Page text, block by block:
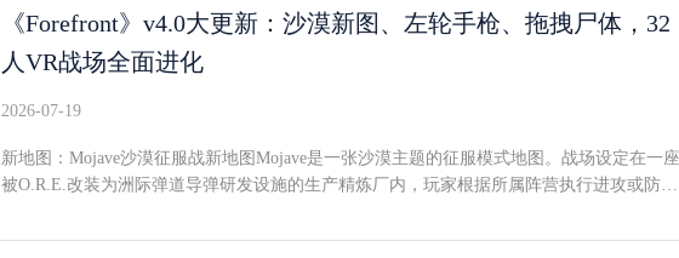
度将缩水到何种程度才能在独立VR头显上流畅运行？二、开放世界将保留多少内容？Incuvo
此前已有将《GreenHell》和《Bulletstorm》移植到VR的先例。评估《StarRupture》的Quest潜
力时，《GreenHell》的移植经验最具参考价值--那张庞大的开放地图在移植到MetaQuest（以
MetaQuest2构建的独立VR版本相较PC版有明显降级，这在预期之内，但两个VR版本并排放
度显著。而《StarRupture》是一款虚幻引擎5作品--翻看Steam评价可以发现，即便是中低端P
C也出现了掉帧和卡顿。这对Quest3移植版而言显然不是好消息。VR市场空白与UEVR替代
《Forefront》v4.0大更新：沙漠新图、左轮手枪、拖拽尸体，32
人VR战场全面进化
2026-07-19
新地图：Mojave沙漠征服战新地图Mojave是一张沙漠主题的征服模式地图。战场设定在一座
被O.R.E.改装为洲际弹道导弹研发设施的生产精炼厂内，玩家根据所属阵营执行进攻或防守
射击全程依赖游戏标志性的物理化武器操控。这把高交互度左轮还配有大量可解锁附件，其